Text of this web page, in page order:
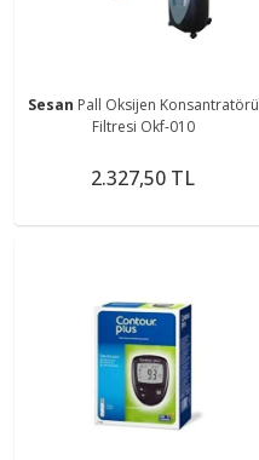
Sesan Pall Oksijen Konsantratörü
Filtresi Okf-010
2.327,50 TL